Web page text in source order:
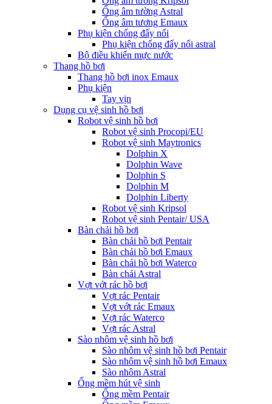
Ống âm tường Astral
Ống âm tương Emaux
Phụ kiện chống đẩy nổi
Phụ kiện chống đẩy nổi astral
Bộ điều khiển mực nước
Thang hồ bơi
Thang hồ bơi inox Emaux
Phụ kiện
Tay vịn
Dụng cụ vệ sinh hồ bơi
Robot vệ sinh hồ bơi
Robot vệ sinh Procopi/EU
Robot vệ sinh Maytronics
Dolphin X
Dolphin Wave
Dolphin S
Dolphin M
Dolphin Liberty
Robot vệ sinh Kripsol
Robot vệ sinh Pentair/ USA
Bàn chải hồ bơi
Bàn chải hồ bơi Pentair
Bàn chải hồ bơi Emaux
Bàn chải hồ bơi Waterco
Bàn chải Astral
Vợt vớt rác hồ bơi
Vợt rác Pentair
Vợt vớt rác Emaux
Vợt rác Waterco
Vợt rác Astral
Sào nhôm vệ sinh hồ bơi
Sào nhôm vệ sinh hồ bơi Pentair
Sào nhôm vệ sinh hồ bơi Emaux
Sào nhôm Astral
Ống mềm hút vệ sinh
Ống mềm Pentair